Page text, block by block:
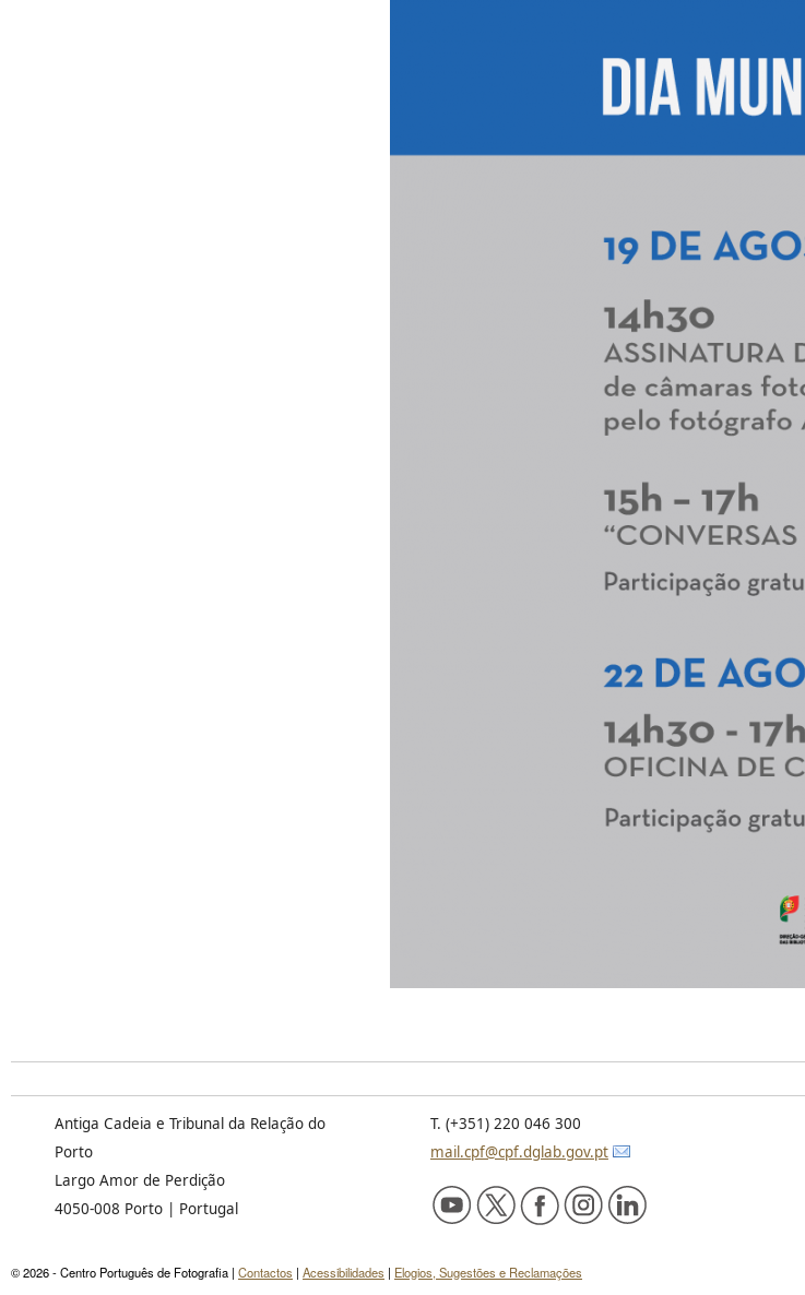
Antiga Cadeia e Tribunal da Relação do
Porto
Largo Amor de Perdição
4050-008 Porto | Portugal
T. (+351) 220 046 300
mail.cpf@cpf.dglab.gov.pt
© 2026 - Centro Português de Fotografia | Contactos | Acessibilidades | Elogios, Sugestões e Reclamações